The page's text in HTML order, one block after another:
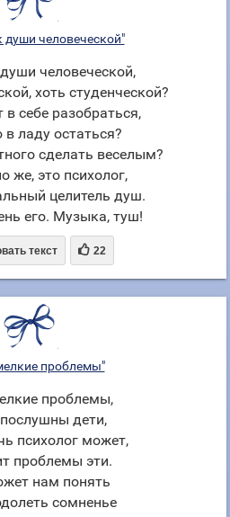
души человеческой"
человеческой,
хоть студенческой?
себе разобраться,
ладу остаться?
сделать веселым?
же, это психолог,
целитель душ.
его. Музыка, туш!
текст  22
проблемы"
проблемы,
дети,
психолог может,
проблемы эти.
нам понять
сомненье